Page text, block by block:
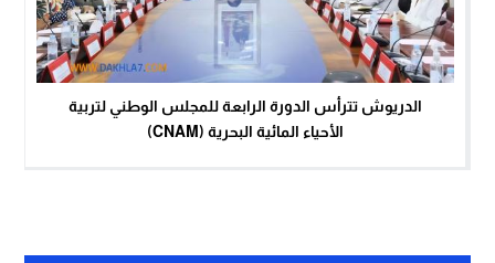
الدريوش تترأس الدورة الرابعة للمجلس الوطني لتربية
الأحياء المائية البحرية (CNAM)